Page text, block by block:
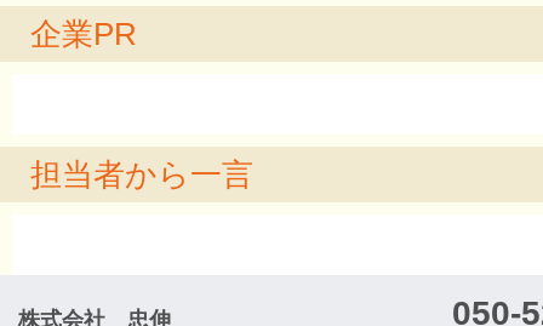
企業PR
担当者から一言
株式会社 忠伸 050-